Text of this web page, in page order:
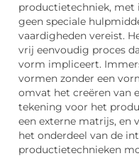
productietechniek, met
geen speciale
vaardigheden vereist.
vrij eenvoudig proces
vorm impliceert.
vormen zonder een
omvat het creëren van
tekening voor het
een externe matrijs, en
het onderdeel van de
productietechnieken